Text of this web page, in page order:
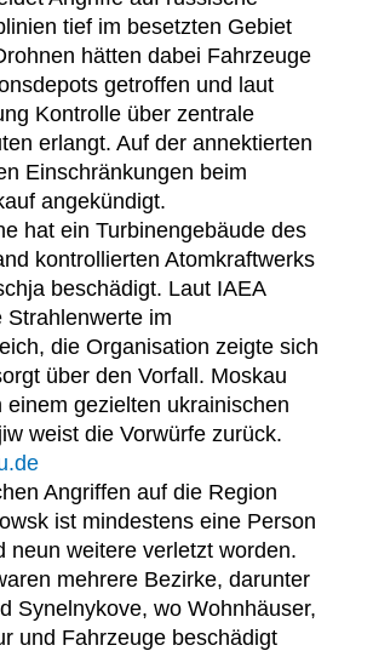
tief im besetzten Gebiet
hätten dabei Fahrzeuge
getroffen und laut
Kontrolle über zentrale
erlangt. Auf der annektierten
Einschränkungen beim
angekündigt.
hat ein Turbinengebäude des
kontrollierten Atomkraftwerks
beschädigt. Laut IAEA
Strahlenwerte im
die Organisation zeigte sich
über den Vorfall. Moskau
einem gezielten ukrainischen
weist die Vorwürfe zurück.
Angriffen auf die Region
ist mindestens eine Person
neun weitere verletzt worden.
mehrere Bezirke, darunter
Synelnykove, wo Wohnhäuser,
und Fahrzeuge beschädigt